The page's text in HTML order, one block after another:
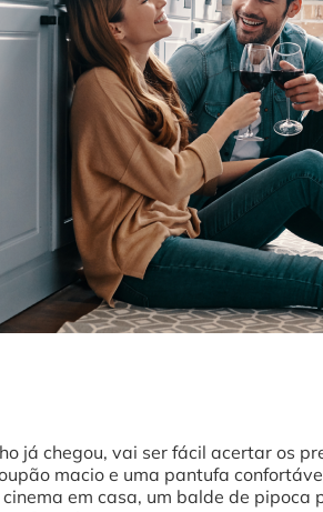
já chegou, vai ser fácil acertar os
macio e uma pantufa
em casa, um balde de